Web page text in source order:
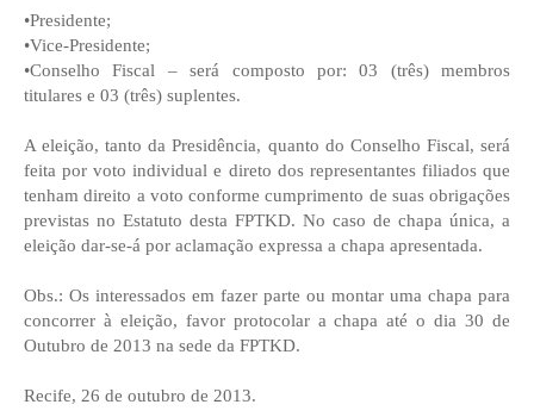
•Presidente;
•Vice-Presidente;
•Conselho Fiscal – será composto por: 03 (três) membros
titulares e 03 (três) suplentes.
A eleição, tanto da Presidência, quanto do Conselho Fiscal, será
feita por voto individual e direto dos representantes filiados que
tenham direito a voto conforme cumprimento de suas obrigações
previstas no Estatuto desta FPTKD. No caso de chapa única, a
eleição dar-se-á por aclamação expressa a chapa apresentada.
Obs.: Os interessados em fazer parte ou montar uma chapa para
concorrer à eleição, favor protocolar a chapa até o dia 30 de
Outubro de 2013 na sede da FPTKD.
Recife, 26 de outubro de 2013.